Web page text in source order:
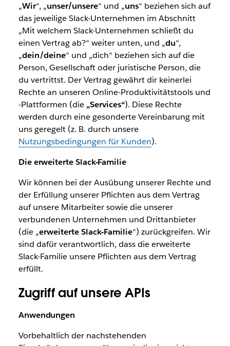
„Wir“, „unser/unsere“ und „uns“ beziehen sich auf
das jeweilige Slack-Unternehmen im Abschnitt
„Mit welchem Slack-Unternehmen schließt du
einen Vertrag ab?“ weiter unten, und „du“,
„dein/deine“ und „dich“ beziehen sich auf die
Person, Gesellschaft oder juristische Person, die
du vertrittst. Der Vertrag gewährt dir keinerlei
Rechte an unseren Online-Produktivitätstools und
-Plattformen (die „Services“). Diese Rechte
werden durch eine gesonderte Vereinbarung mit
uns geregelt (z. B. durch unsere
Nutzungsbedingungen für Kunden).
Die erweiterte Slack-Familie
Wir können bei der Ausübung unserer Rechte und
der Erfüllung unserer Pflichten aus dem Vertrag
auf unsere Mitarbeiter sowie die unserer
verbundenen Unternehmen und Drittanbieter
(die „erweiterte Slack-Familie“) zurückgreifen. Wir
sind dafür verantwortlich, dass die erweiterte
Slack-Familie unsere Pflichten aus dem Vertrag
erfüllt.
Zugriff auf unsere APIs
Anwendungen
Vorbehaltlich der nachstehenden